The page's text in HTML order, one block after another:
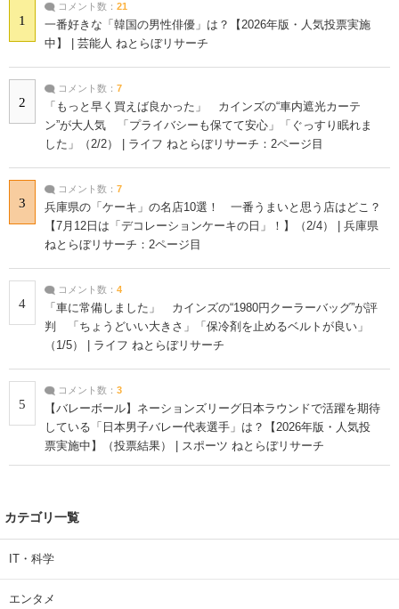
1
コメント数： 21
一番好きな「韓国の男性俳優」は？【2026年版・人気投票実施
中】 | 芸能人 ねとらぼリサーチ
2
コメント数： 7
「もっと早く買えば良かった」 カインズの“車内遮光カーテ
ン”が大人気 「プライバシーも保てて安心」「ぐっすり眠れま
した」（2/2） | ライフ ねとらぼリサーチ：2ページ目
3
コメント数： 7
兵庫県の「ケーキ」の名店10選！ 一番うまいと思う店はどこ？
【7月12日は「デコレーションケーキの日」！】（2/4） | 兵庫県
ねとらぼリサーチ：2ページ目
4
コメント数： 4
「車に常備しました」 カインズの“1980円クーラーバッグ”が評
判 「ちょうどいい大きさ」「保冷剤を止めるベルトが良い」
（1/5） | ライフ ねとらぼリサーチ
5
コメント数： 3
【バレーボール】ネーションズリーグ日本ラウンドで活躍を期待
している「日本男子バレー代表選手」は？【2026年版・人気投
票実施中】（投票結果） | スポーツ ねとらぼリサーチ
カテゴリ一覧
IT・科学
エンタメ